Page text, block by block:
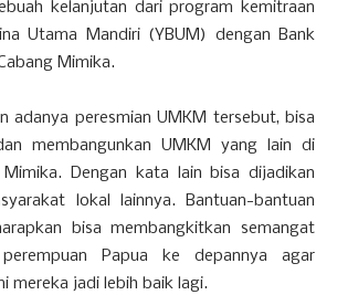
kelanjutan dari program kemitraan
Utama Mandiri (YBUM) dengan Bank
Mimika.
adanya peresmian UMKM tersebut, bisa
membangunkan UMKM yang lain di
Mimika. Dengan kata lain bisa dijadikan
lokal lainnya. Bantuan-bantuan
bisa membangkitkan semangat
Papua ke depannya agar
mereka jadi lebih baik lagi.